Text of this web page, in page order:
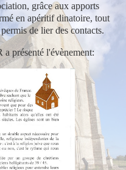
grâce aux apports
en apéritif dinatoire, tout
de lier des contacts.
présenté l'évènement: